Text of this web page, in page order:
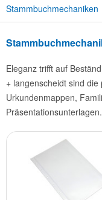
Stammbuchmechaniken
Eleganz trifft auf
+ langenscheidt sind
Urkundenmappen,